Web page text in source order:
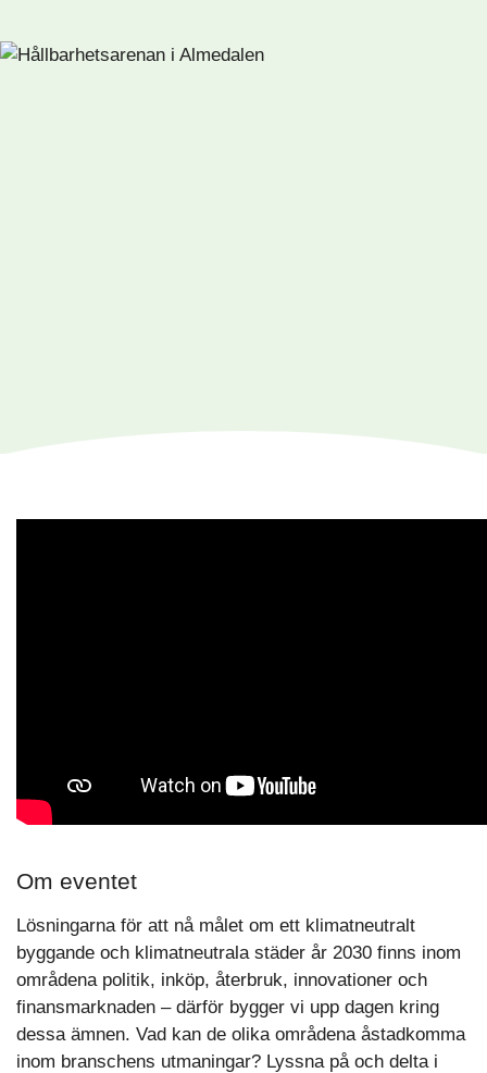
Om eventet
Lösningarna för att nå målet om ett klimatneutralt
byggande och klimatneutrala städer år 2030 finns inom
områdena politik, inköp, återbruk, innovationer och
finansmarknaden – därför bygger vi upp dagen kring
dessa ämnen. Vad kan de olika områdena åstadkomma
inom branschens utmaningar? Lyssna på och delta i